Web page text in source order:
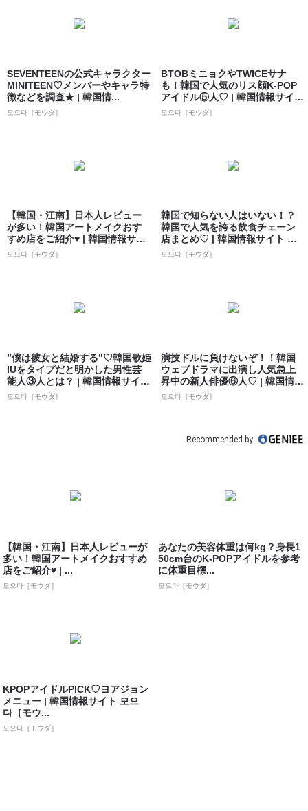
SEVENTEENの公式キャラクター
MINITEEN♡メンバーやキャラ特
徴などを調査★ | 韓国情...
모으다［モウダ］
BTOBミニョクやTWICEサナ
も！韓国で人気のリス顔K-POP
アイドル⑤人♡ | 韓国情報サイ
ト...
모으다［モウダ］
【韓国・江南】日本人レビュー
が多い！韓国アートメイクおす
すめ店をご紹介♥ | 韓国情報サイ
ト 모으...
모으다［モウダ］
韓国で知らない人はいない！？
韓国で人気を誇る飲食チェーン
店まとめ♡ | 韓国情報サイト 모
으다［モ...
모으다［モウダ］
”僕は彼女と結婚する”♡韓国歌姫
IUをタイプだと明かした男性芸
能人③人とは？ | 韓国情報サイト
...
모으다［モウダ］
演技ドルに負けないぞ！！韓国
ウェブドラマに出演し人気急上
昇中の新人俳優⑥人♡ | 韓国情報
サイト ...
모으다［モウダ］
Recommended by
【韓国・江南】日本人レビューが
多い！韓国アートメイクおすすめ
店をご紹介♥ | ...
모으다［モウダ］
あなたの美容体重は何kg？身長1
50cm台のK-POPアイドルを参考
に体重目標...
모으다［モウダ］
KPOPアイドルPICK♡ヨアジョン
メニュー | 韓国情報サイト 모으
다［モウ...
모으다［モウダ］